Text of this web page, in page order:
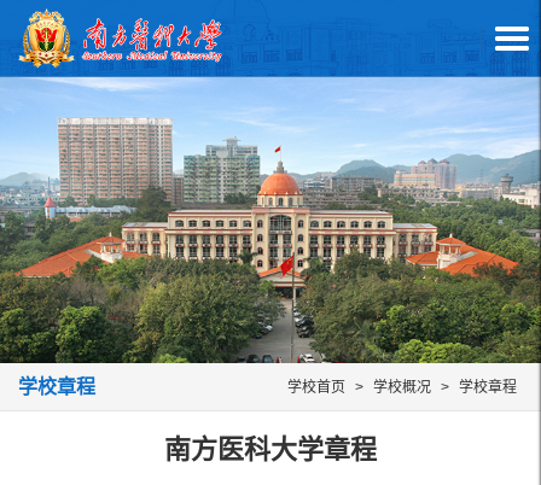
学校章程 学校首页 > 学校概况 > 学校章程
南方医科大学章程